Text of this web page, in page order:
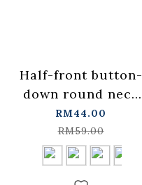
Half-front button-
down round neck
fitted top,
available in four
colors【01099501】
in stock+pre-order
RM44.00
RM59.00